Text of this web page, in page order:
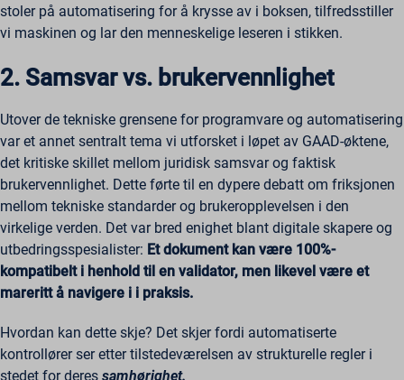
stoler på automatisering for å krysse av i boksen, tilfredsstiller
vi maskinen og lar den menneskelige leseren i stikken.
2. Samsvar vs. brukervennlighet
Utover de tekniske grensene for programvare og automatisering
var et annet sentralt tema vi utforsket i løpet av GAAD-øktene,
det kritiske skillet mellom juridisk samsvar og faktisk
brukervennlighet. Dette førte til en dypere debatt om friksjonen
mellom tekniske standarder og brukeropplevelsen i den
virkelige verden. Det var bred enighet blant digitale skapere og
utbedringsspesialister: Et dokument kan være 100%-
kompatibelt i henhold til en validator, men likevel være et
mareritt å navigere i i praksis.
Hvordan kan dette skje? Det skjer fordi automatiserte
kontrollører ser etter tilstedeværelsen av strukturelle regler i
stedet for deres samhørighet.